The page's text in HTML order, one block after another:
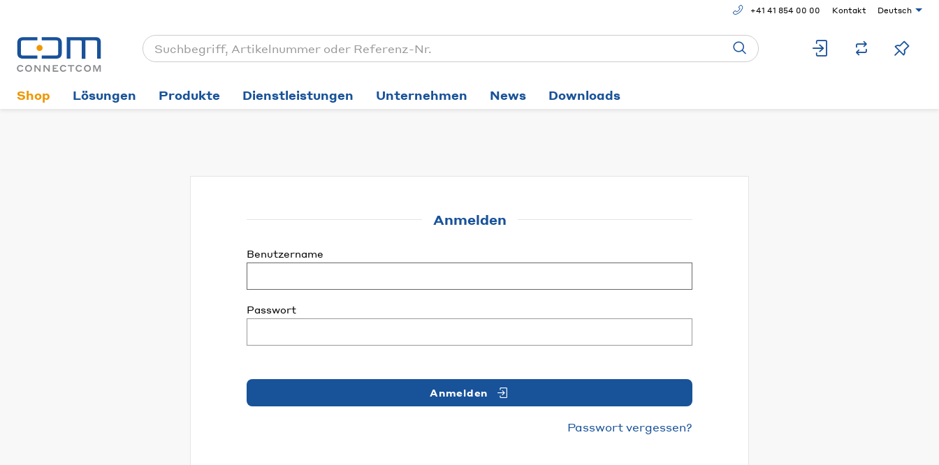
+41 41 854 00 00 Kontakt Deutsch
Shop Lösungen Produkte Dienstleistungen Unternehmen News Downloads
Anmelden
Benutzername
Passwort
Anmelden
Passwort vergessen?